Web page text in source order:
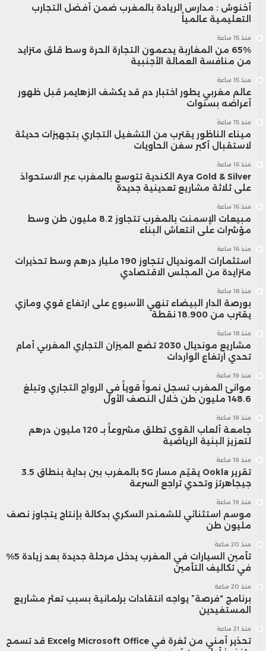
أخنوش : مدارس الريادة بالمغرب ضمن أفضل التجارب
التعليمية عالمياً
منذ 15 ساعة
65% من المغاربة يدعمون التجارة الحرة وسط قلق متزايد
من منافسة العمالة الأجنبية
منذ 15 ساعة
عالم مغربي يطور اختبار دم قد يكشف الزهايمر قبل ظهور
أعراضه بسنوات
منذ 15 ساعة
ميناء الناظور يقترب من التشغيل التجاري بتجهيزات حديثة
لاستقبال أكبر سفن الحاويات
منذ 16 ساعة
Aya Gold & Silver الكندية تتوسع بالمغرب عبر الاستحواذ
على ثلاثة مشاريع تعدينية جديدة
منذ 16 ساعة
مبيعات الإسمنت بالمغرب تتجاوز 8.2 مليون طن وسط
مؤشرات على انتعاش البناء
منذ 16 ساعة
استثمارات المونديال تتجاوز 190 مليار درهم وسط تحذيرات
متزايدة من المجلس الاقتصادي
منذ 18 ساعة
بورصة الدار البيضاء تنهي الأسبوع على ارتفاع قوي ومازي
يقترب من 18.900 نقطة
منذ 18 ساعة
مشاريع مونديال 2030 تضع الميزان التجاري المغربي أمام
تحدي ارتفاع الواردات
منذ 19 ساعة
موانئ المغرب تسجل نمواً قوياً في الرواج التجاري وتبلغ
148.6 مليون طن خلال النصف الأول
منذ 19 ساعة
جامعة ألعاب القوى تطلق مشروعاً بـ 120 مليون درهم
لتعزيز البنية الرياضية
منذ 19 ساعة
تقرير Ookla يقيّم مسار 5G بالمغرب بين بداية بنطاق 3.5
جيجاهرتز وتحدي تراجع السرعة
منذ 19 ساعة
موسم استثنائي للشمندر السكري بدكالة بإنتاج يتجاوز نصف
مليون طن
منذ 20 ساعة
تأمين السيارات في المغرب يدخل مرحلة جديدة بعد زيادة 5%
في تكاليف التأمين
منذ 20 ساعة
برنامج “فرصة” يواجه انتقادات برلمانية بسبب تعثر مشاريع
المستفيدين
منذ 21 ساعة
تحذير أمني من ثغرة في Microsoft Office وExcel قد تسمح